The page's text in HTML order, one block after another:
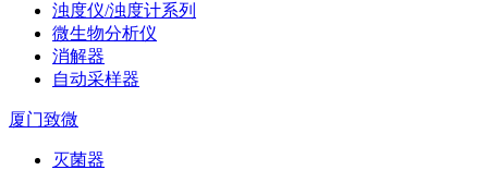
浊度仪/浊度计系列
微生物分析仪
消解器
自动采样器
厦门致微
灭菌器